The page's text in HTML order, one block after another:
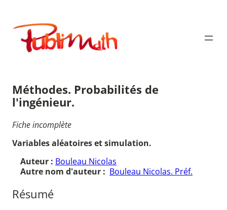
contenu
Publimath
Méthodes. Probabilités de
l'ingénieur.
Fiche incomplète
Variables aléatoires et simulation.
Auteur : Bouleau Nicolas
Autre nom d'auteur : Bouleau Nicolas. Préf.
Résumé